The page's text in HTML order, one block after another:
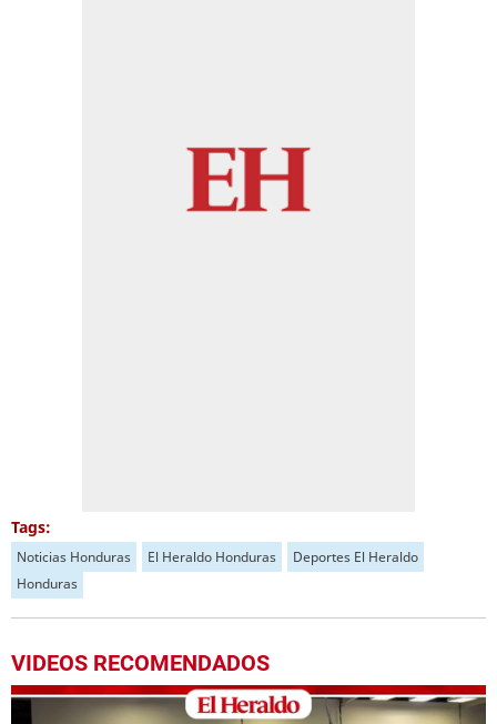
Tags:
Noticias Honduras El Heraldo Honduras
Deportes El Heraldo
Honduras
VIDEOS RECOMENDADOS